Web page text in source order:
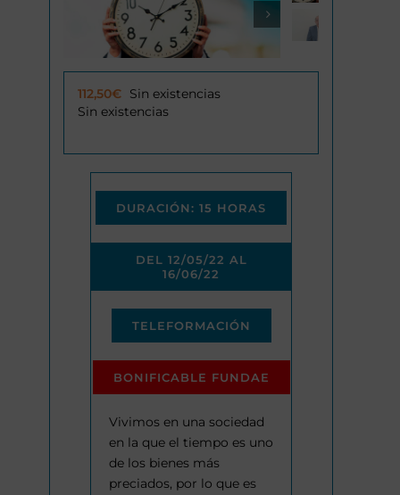

112,50€ Sin existencias
Sin existencias
DURACIÓN: 15 HORAS
DEL 12/05/22 AL
16/06/22
TELEFORMACIÓN
BONIFICABLE FUNDAE
Vivimos en una sociedad
en la que el tiempo es uno
de los bienes más
preciados, por lo que es